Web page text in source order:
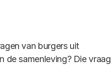
van burgers uit
de samenleving? Die vraag